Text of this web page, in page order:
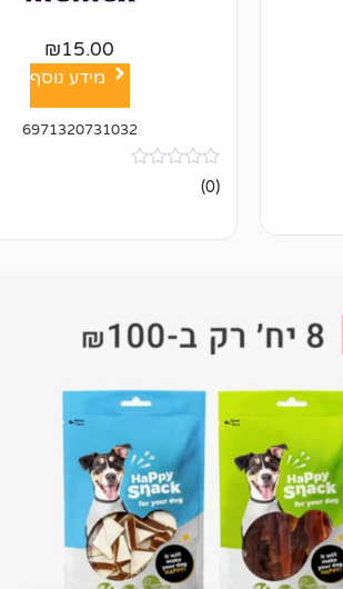
₪15.00
מידע נוסף
6971320731032
אין
ביקורות
(0)